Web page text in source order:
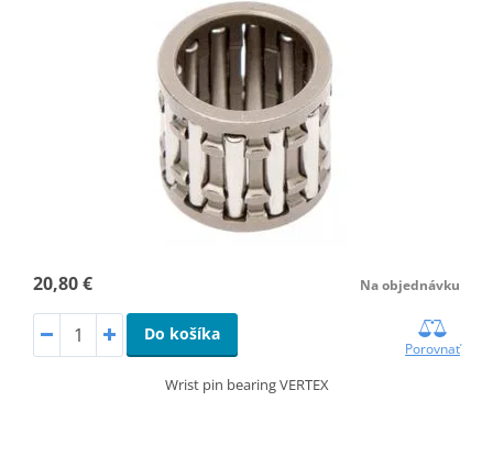
20,80 € Na objednávku
Do košíka
Porovnať
Wrist pin bearing VERTEX